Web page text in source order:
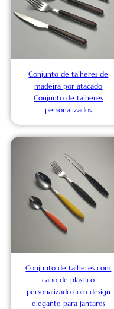
Conjunto de talheres de
madeira por atacado
Conjunto de talheres
personalizados
Conjunto de talheres com
cabo de plástico
personalizado com design
elegante para jantares